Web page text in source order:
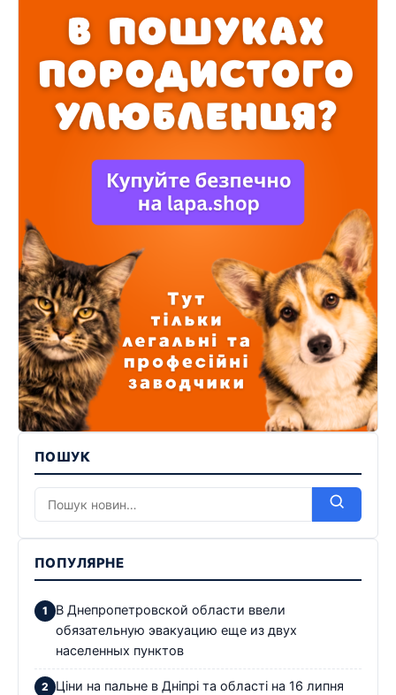
ПОШУК
ПОПУЛЯРНЕ
В Днепропетровской области ввели
обязательную эвакуацию еще из двух
населенных пунктов
Ціни на пальне в Дніпрі та області на 16 липня